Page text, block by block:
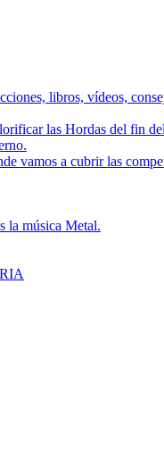
libros, vídeos,
las Hordas del fin
vamos a cubrir las
la música Metal.